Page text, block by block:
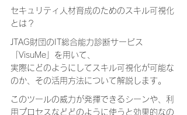
セキュリティ人材育成のためのスキル可視化
とは？
JTAG財団のIT総合能力診断サービス
「VisuMe」を用いて、
実際にどのようにしてスキル可視化が可能な
のか、その活用方法について解説します。
このツールの威力が発揮できるシーンや、利
用プロセスなどどのように使うと効果的なの